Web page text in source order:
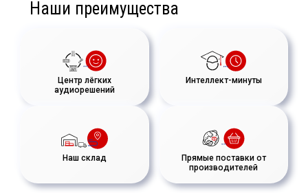
Наши преимущества
Центр лёгких
аудиорешений
Интеллект-минуты
Наш склад
Прямые поставки от
производителей